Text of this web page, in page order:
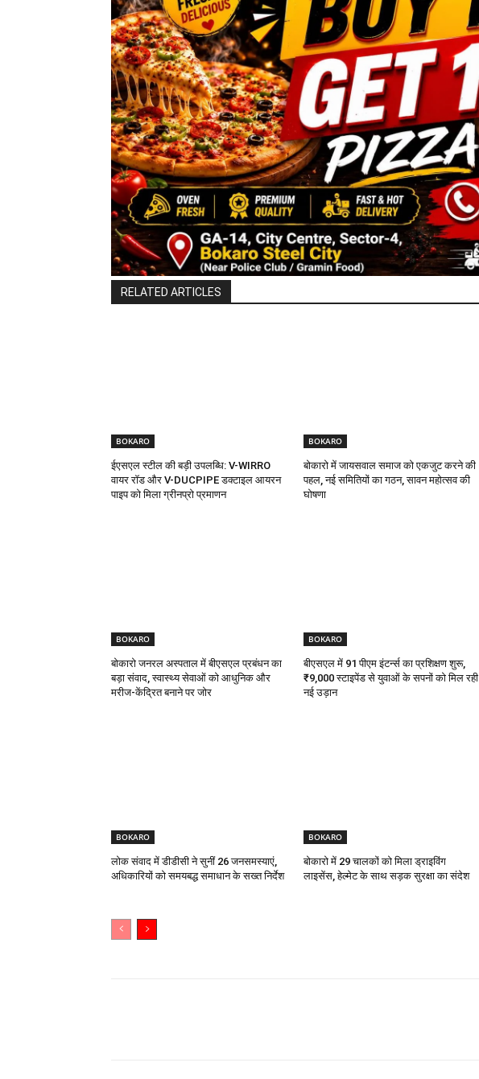
RELATED ARTICLES
BOKARO
ईएसएल स्टील की बड़ी उपलब्धि: V-WIRRO
वायर रॉड और V-DUCPIPE डक्टाइल आयरन
पाइप को मिला ग्रीनप्रो प्रमाणन
BOKARO
बोकारो में जायसवाल समाज को एकजुट करने की
पहल, नई समितियों का गठन, सावन महोत्सव की
घोषणा
BOKARO
बोकारो जनरल अस्पताल में बीएसएल प्रबंधन का
बड़ा संवाद, स्वास्थ्य सेवाओं को आधुनिक और
मरीज-केंद्रित बनाने पर जोर
BOKARO
बीएसएल में 91 पीएम इंटर्न्स का प्रशिक्षण शुरू,
₹9,000 स्टाइपेंड से युवाओं के सपनों को मिल रही
नई उड़ान
BOKARO
लोक संवाद में डीडीसी ने सुनीं 26 जनसमस्याएं,
अधिकारियों को समयबद्ध समाधान के सख्त निर्देश
BOKARO
बोकारो में 29 चालकों को मिला ड्राइविंग
लाइसेंस, हेल्मेट के साथ सड़क सुरक्षा का संदेश